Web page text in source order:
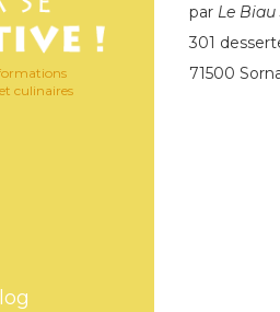
culinaires
par Le
301
71500